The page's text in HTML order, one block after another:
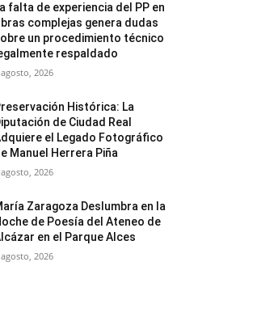
falta de experiencia del PP en
complejas genera dudas
un procedimiento técnico
respaldado
2026
Histórica: La
de Ciudad Real
el Legado Fotográfico
Manuel Herrera Piña
2026
Zaragoza Deslumbra en la
de Poesía del Ateneo de
en el Parque Alces
2026